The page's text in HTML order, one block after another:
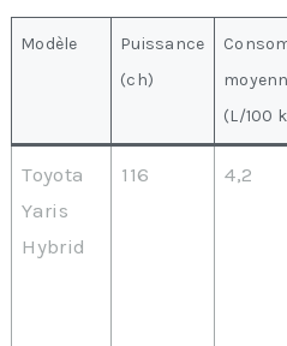
Modèle
Puissance
(ch)
(L/100
Toyota
Yaris
Hybrid
116 4,2